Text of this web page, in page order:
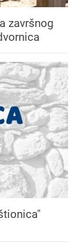
završnog